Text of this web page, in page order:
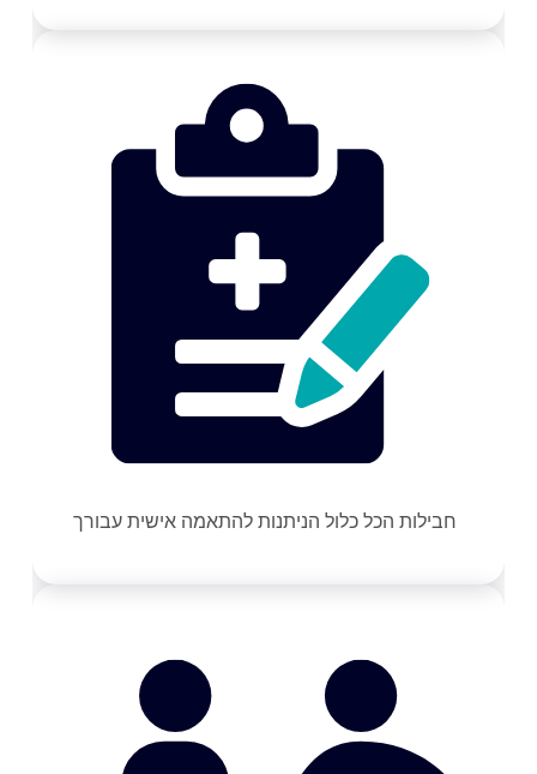
חבילות הכל כלול הניתנות להתאמה אישית עבורך